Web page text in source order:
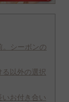
。シーボンの
以外の選択
お付き合い